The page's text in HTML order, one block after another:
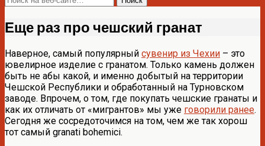
Еще раз про чешский гранат
Наверное, самый популярный сувенир из Чехии – это
ювелирное изделие с гранатом. Только камень должен
быть не абы какой, и именно добытый на территории
Чешской Республики и обработанный на Турновском
заводе. Впрочем, о том, где покупать чешские гранаты и
как их отличать от «мигрантов» мы уже говорили ранее.
Сегодня же сосредоточимся на том, чем же так хорош
тот самый granati bohemici.